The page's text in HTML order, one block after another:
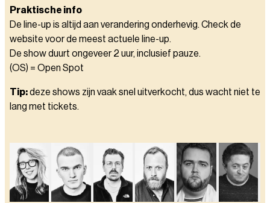
Praktische info
De line-up is altijd aan verandering onderhevig. Check de
website voor de meest actuele line-up.
De show duurt ongeveer 2 uur, inclusief pauze.
(OS) = Open Spot
Tip:deze shows zijn vaak snel uitverkocht, dus wacht niet te
lang met tickets.